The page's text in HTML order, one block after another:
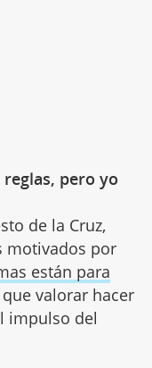
pero yo
de la Cruz,
motivados por
están para
valorar hacer
impulso del